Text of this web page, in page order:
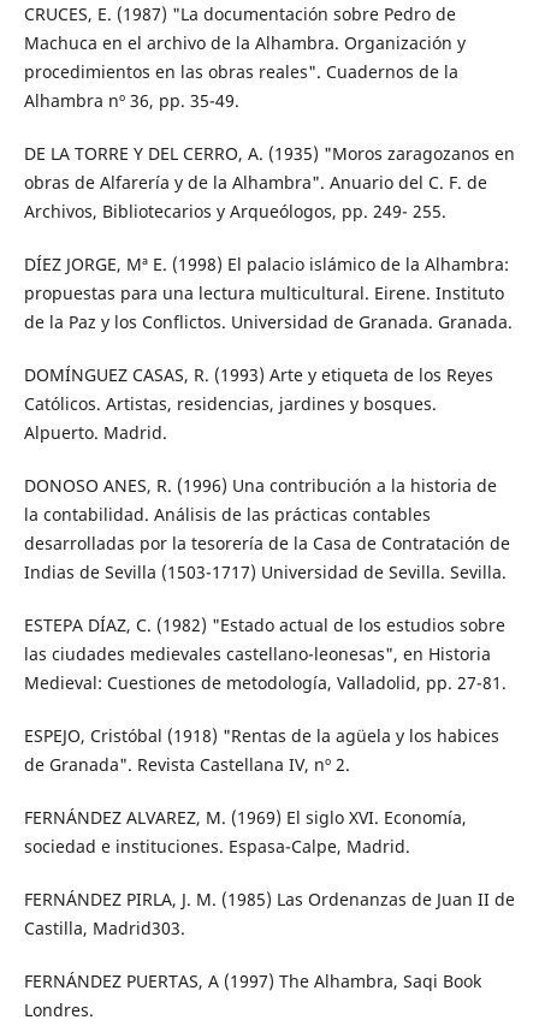
CRUCES, E. (1987) "La documentación sobre Pedro de
Machuca en el archivo de la Alhambra. Organización y
procedimientos en las obras reales". Cuadernos de la
Alhambra nº 36, pp. 35-49.
DE LA TORRE Y DEL CERRO, A. (1935) "Moros zaragozanos en
obras de Alfarería y de la Alhambra". Anuario del C. F. de
Archivos, Bibliotecarios y Arqueólogos, pp. 249- 255.
DÍEZ JORGE, Mª E. (1998) El palacio islámico de la Alhambra:
propuestas para una lectura multicultural. Eirene. Instituto
de la Paz y los Conflictos. Universidad de Granada. Granada.
DOMÍNGUEZ CASAS, R. (1993) Arte y etiqueta de los Reyes
Católicos. Artistas, residencias, jardines y bosques.
Alpuerto. Madrid.
DONOSO ANES, R. (1996) Una contribución a la historia de
la contabilidad. Análisis de las prácticas contables
desarrolladas por la tesorería de la Casa de Contratación de
Indias de Sevilla (1503-1717) Universidad de Sevilla. Sevilla.
ESTEPA DÍAZ, C. (1982) "Estado actual de los estudios sobre
las ciudades medievales castellano-leonesas", en Historia
Medieval: Cuestiones de metodología, Valladolid, pp. 27-81.
ESPEJO, Cristóbal (1918) "Rentas de la agüela y los habices
de Granada". Revista Castellana IV, nº 2.
FERNÁNDEZ ALVAREZ, M. (1969) El siglo XVI. Economía,
sociedad e instituciones. Espasa-Calpe, Madrid.
FERNÁNDEZ PIRLA, J. M. (1985) Las Ordenanzas de Juan II de
Castilla, Madrid303.
FERNÁNDEZ PUERTAS, A (1997) The Alhambra, Saqi Book
Londres.